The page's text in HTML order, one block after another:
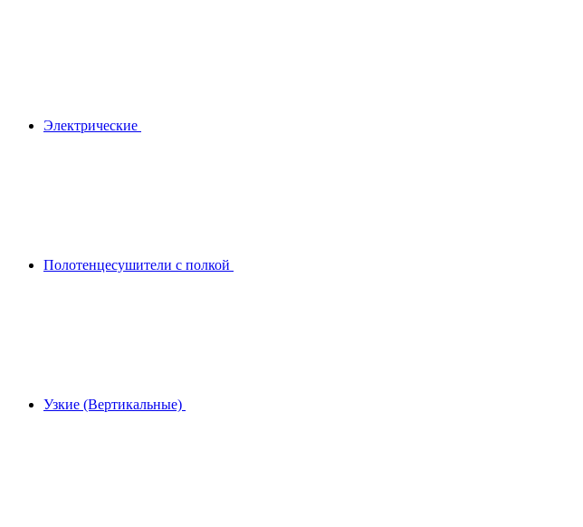
Электрические
Полотенцесушители с полкой
Узкие (Вертикальные)